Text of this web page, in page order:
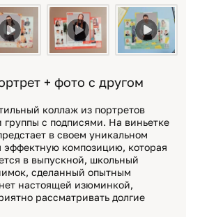
+ фото с другом
коллаж из портретов
группы с подписями. На виньетке
в своем уникальном
эффектную композицию, которая
в выпускной, школьный
сделанный опытным
настоящей изюминкой,
рассматривать долгие